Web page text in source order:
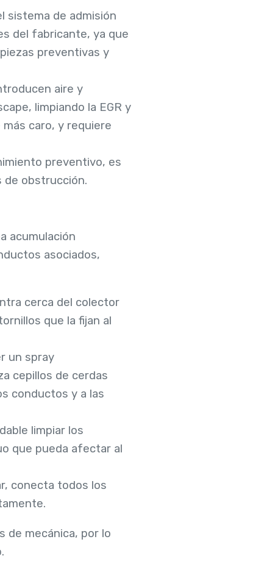
sistema de admisión
del fabricante, ya que
preventivas y
aire y
limpiando la EGR y
caro, y requiere
preventivo, es
de obstrucción.
acumulación
asociados,
cerca del colector
que la fijan al
un spray
cepillos de cerdas
conductos y a las
limpiar los
que pueda afectar al
conecta todos los
de mecánica, por lo